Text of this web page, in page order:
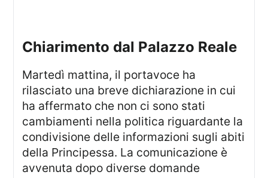
Chiarimento dal Palazzo Reale
Martedì mattina, il portavoce ha
rilasciato una breve dichiarazione in cui
ha affermato che non ci sono stati
cambiamenti nella politica riguardante la
condivisione delle informazioni sugli abiti
della Principessa. La comunicazione è
avvenuta dopo diverse domande